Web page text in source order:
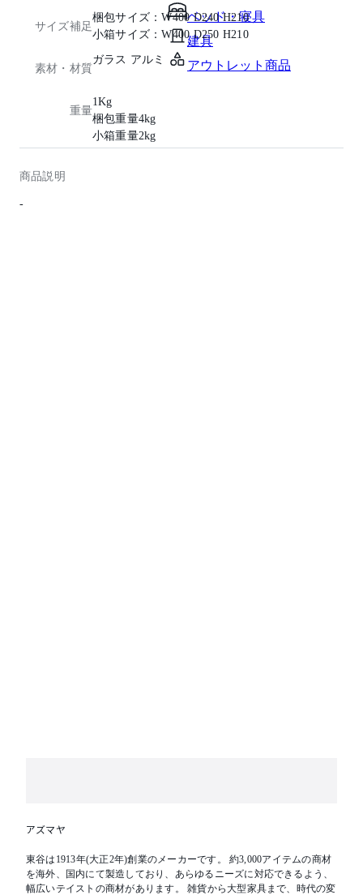
ベッド・寝具
建具
アウトレット商品
サイズ補足
梱包サイズ：W400 D240 H210
小箱サイズ：W400 D250 H210
素材・材質
ガラス アルミ
重量
1Kg
梱包重量4kg
小箱重量2kg
商品説明
-
アズマヤ
東谷は1913年(大正2年)創業のメーカーです。 約3,000アイテムの商材
を海外、国内にて製造しており、あらゆるニーズに対応できるよう、
幅広いテイストの商材があります。 雑貨から大型家具まで、時代の変